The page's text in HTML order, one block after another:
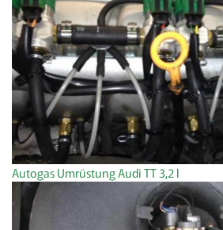
Autogas Umrüstung Audi TT 3,2 l